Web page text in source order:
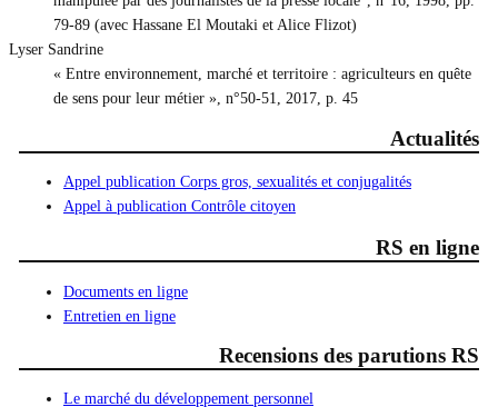
79-89 (avec Hassane El Moutaki et Alice Flizot)
Lyser Sandrine
« Entre environnement, marché et territoire : agriculteurs en quête
de sens pour leur métier », n°50-51, 2017, p. 45
Actualités
Appel publication Corps gros, sexualités et conjugalités
Appel à publication Contrôle citoyen
RS en ligne
Documents en ligne
Entretien en ligne
Recensions des parutions RS
Le marché du développement personnel